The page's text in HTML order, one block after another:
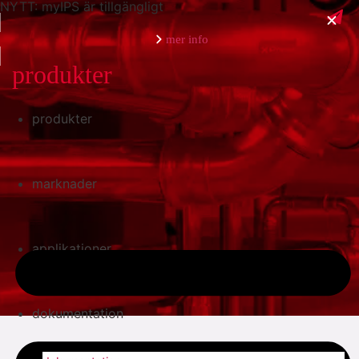
NYTT: myIPS är tillgängligt
mer info
stäng
produkter
marknader
applikationer
dokumentation
produkter